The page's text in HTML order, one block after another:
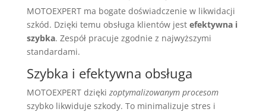
MOTOEXPERT ma bogate doświadczenie w likwidacji
szkód. Dzięki temu obsługa klientów jest efektywna i
szybka. Zespół pracuje zgodnie z najwyższymi
standardami.
Szybka i efektywna obsługa
MOTOEXPERT dzięki zoptymalizowanym procesom
szybko likwiduje szkody. To minimalizuje stres i